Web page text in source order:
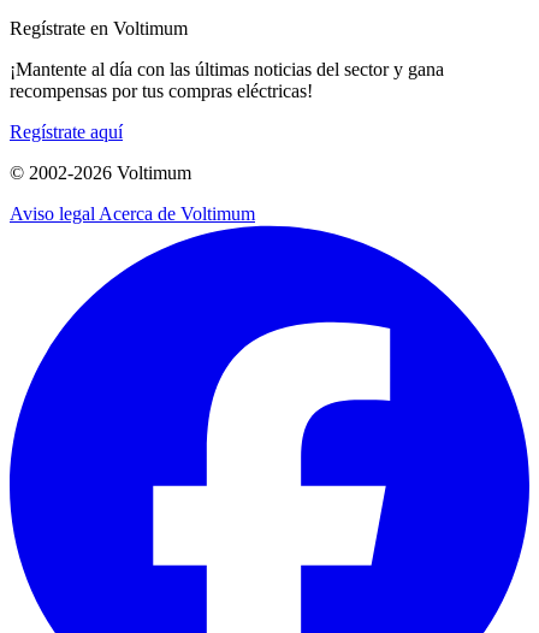
Regístrate en Voltimum
¡Mantente al día con las últimas noticias del sector y gana
recompensas por tus compras eléctricas!
Regístrate aquí
© 2002-2026 Voltimum
Aviso legal Acerca de Voltimum